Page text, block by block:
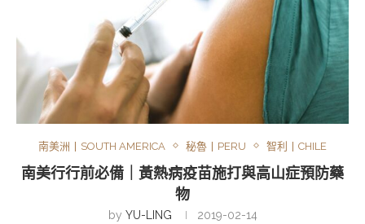
南美洲丨SOUTH AMERICA 秘魯丨PERU 智利丨CHILE
南美行行前必備｜黃熱病疫苗施打與高山症預防藥
物
by YU-LING 2019-02-14